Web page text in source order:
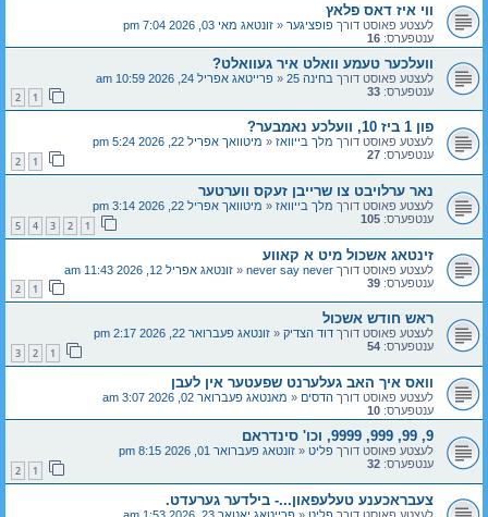
ווי איז דאס פלאץ
לעצטע פאוסט דורך פופציגער « זונטאג מאי 03, 2026 7:04 pm
ענטפערס: 16
וועלכער טעמע וואלט איר געוואלט?
לעצטע פאוסט דורך בחינה 25 « פרייטאג אפריל 24, 2026 10:59 am
ענטפערס: 33
1
2
פון 1 ביז 10, וועלכע נאמבער?
לעצטע פאוסט דורך מלך בייוואז « מיטוואך אפריל 22, 2026 5:24 pm
ענטפערס: 27
1
2
נאר ערלויבט צו שרייבן זעקס ווערטער
לעצטע פאוסט דורך מלך בייוואז « מיטוואך אפריל 22, 2026 3:14 pm
ענטפערס: 105
1
2
3
4
5
זינטאג אשכול מיט א קאווע
לעצטע פאוסט דורך never say never
« זונטאג אפריל 12, 2026 11:43 am
ענטפערס: 39
1
2
ראש חודש אשכול
לעצטע פאוסט דורך דוד הצדיק « זונטאג פעברואר 22, 2026 2:17 pm
ענטפערס: 54
1
2
3
וואס איך האב געלערנט שפעטער אין לעבן
לעצטע פאוסט דורך הדסים « מאנטאג פעברואר 02, 2026 3:07 am
ענטפערס: 10
9, 99, 999, 9999, וכו' סינדראם
לעצטע פאוסט דורך פליט « זונטאג פעברואר 01, 2026 8:15 pm
ענטפערס: 32
1
2
צעבראכענע טעלעפאון...- בילדער גערעדט.